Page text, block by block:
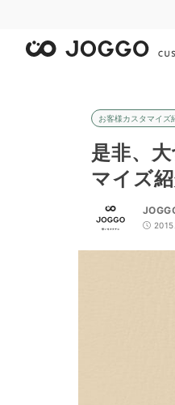
お客様カスタマイズ
是非、
マイズ